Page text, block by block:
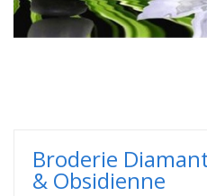
Broderie
& Obsidienne